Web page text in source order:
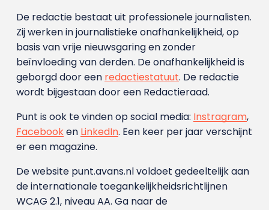
De redactie bestaat uit professionele journalisten.
Zij werken in journalistieke onafhankelijkheid, op
basis van vrije nieuwsgaring en zonder
beïnvloeding van derden. De onafhankelijkheid is
geborgd door een redactiestatuut. De redactie
wordt bijgestaan door een Redactieraad.
Punt is ook te vinden op social media: Instragram,
Facebooken LinkedIn. Een keer per jaar verschijnt
er een magazine.
De website punt.avans.nl voldoet gedeeltelijk aan
de internationale toegankelijkheidsrichtlijnen
WCAG 2.1, niveau AA. Ga naar de